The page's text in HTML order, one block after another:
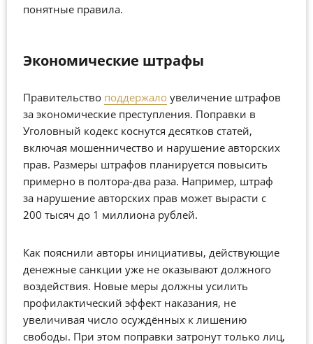
понятные правила.
Экономические штрафы
Правительство поддержало увеличение штрафов
за экономические преступления. Поправки в
Уголовный кодекс коснутся десятков статей,
включая мошенничество и нарушение авторских
прав. Размеры штрафов планируется повысить
примерно в полтора-два раза. Например, штраф
за нарушение авторских прав может вырасти с
200 тысяч до 1 миллиона рублей.
Как пояснили авторы инициативы, действующие
денежные санкции уже не оказывают должного
воздействия. Новые меры должны усилить
профилактический эффект наказания, не
увеличивая число осуждённых к лишению
свободы. При этом поправки затронут только лиц,